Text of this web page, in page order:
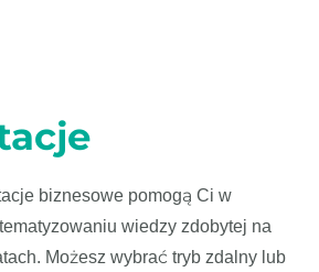
biznesowe pomogą Ci w
wiedzy zdobytej na
Możesz wybrać tryb zdalny lub